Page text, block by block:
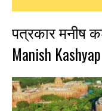
पत्रकार मनीष
Manish